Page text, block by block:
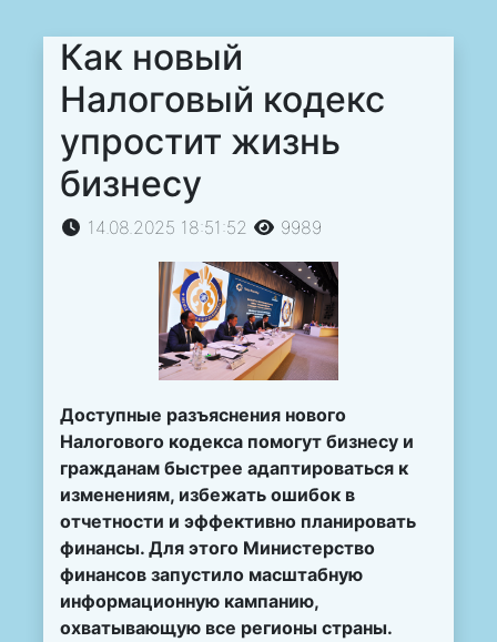
Как новый
Налоговый кодекс
упростит жизнь
бизнесу
14.08.2025 18:51:52 9989
Доступные разъяснения нового
Налогового кодекса помогут бизнесу и
гражданам быстрее адаптироваться к
изменениям, избежать ошибок в
отчетности и эффективно планировать
финансы. Для этого Министерство
финансов запустило масштабную
информационную кампанию,
охватывающую все регионы страны.